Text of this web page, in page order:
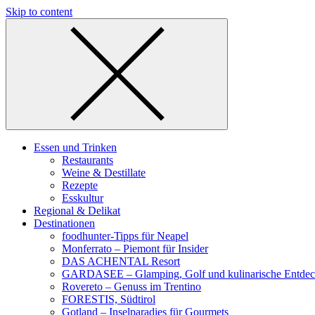
Skip to content
Essen und Trinken
Restaurants
Weine & Destillate
Rezepte
Esskultur
Regional & Delikat
Destinationen
foodhunter-Tipps für Neapel
Monferrato – Piemont für Insider
DAS ACHENTAL Resort
GARDASEE – Glamping, Golf und kulinarische
Rovereto – Genuss im Trentino
FORESTIS, Südtirol
Gotland – Inselparadies für Gourmets